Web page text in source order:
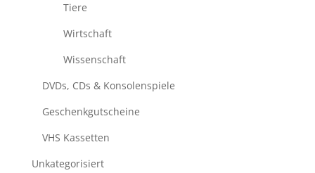
Tiere
Wirtschaft
Wissenschaft
DVDs, CDs & Konsolenspiele
Geschenkgutscheine
VHS Kassetten
Unkategorisiert